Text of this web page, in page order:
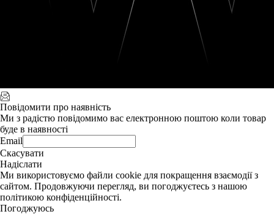
Повідомити про наявність
Ми з радістю повідомимо вас електронною поштою коли товар
буде в наявності
Email
Скасувати
Надіслати
Ми використовуємо файли cookie для покращення взаємодії з
сайтом. Продовжуючи перегляд, ви погоджуєтесь з нашою
політикою конфіденційності.
Погоджуюсь